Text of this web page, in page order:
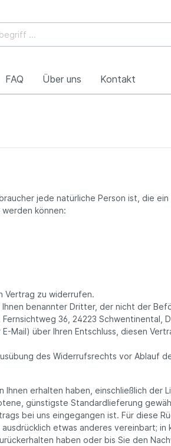
FAQ Über uns Kontakt
jede natürliche Person ist, die
können:
Vertrag zu widerrufen.
benannter Dritter, der nicht der
36, 24223
Mail) über Ihren Entschluss, diesen
des Widerrufsrechts vor Ablauf
erhalten haben, einschließlich der
günstigste Standardlieferung
bei uns eingegangen ist. Für diese
etwas anderes vereinbart;
haben oder bis Sie den